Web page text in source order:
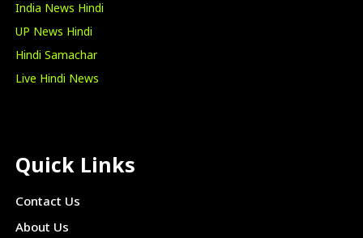
India News Hindi
UP News Hindi
Hindi Samachar
Live Hindi News
Quick Links
Contact Us
About Us